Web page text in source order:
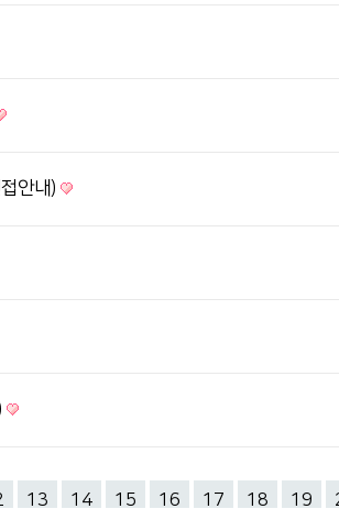
안내)
13 14 15 16 17 18 19